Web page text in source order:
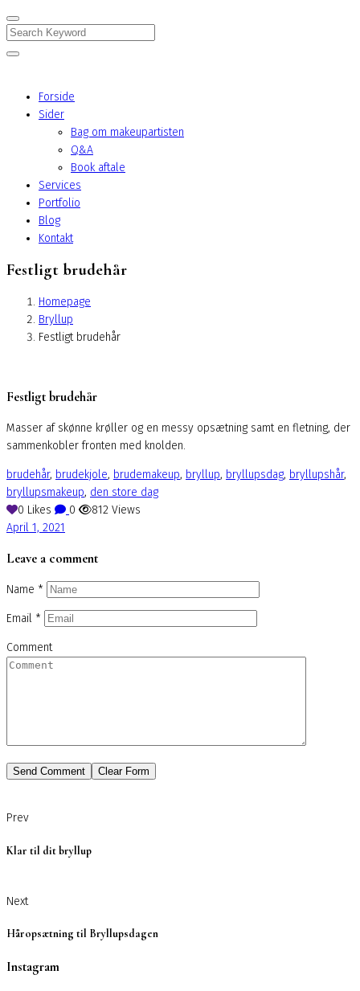
Search
Forside
Sider
Bag om makeupartisten
Q&A
Book aftale
Services
Portfolio
Blog
Kontakt
Festligt brudehår
Homepage
Bryllup
Festligt brudehår
Festligt brudehår
Masser af skønne krøller og en messy opsætning samt en fletning, der
sammenkobler fronten med knolden.
brudehår, brudekjole, brudemakeup, bryllup, bryllupsdag, bryllupshår,
bryllupsmakeup, den store dag
0 Likes 0 812 Views
April 1, 2021
Leave a comment
Name *
Email *
Comment
Prev
Klar til dit bryllup
Next
Håropsætning til Bryllupsdagen
Instagram